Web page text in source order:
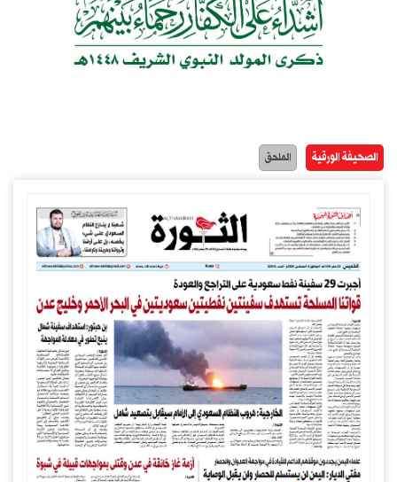
الصحيفة الورقية الملحق